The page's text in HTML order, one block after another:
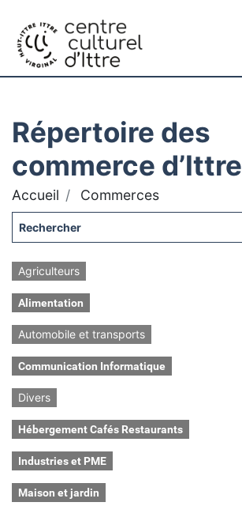
Répertoire des
commerce d’Ittre
Accueil Commerces
Agriculteurs
Alimentation
Automobile et transports
Communication Informatique
Divers
Hébergement Cafés Restaurants
Industries et PME
Maison et jardin